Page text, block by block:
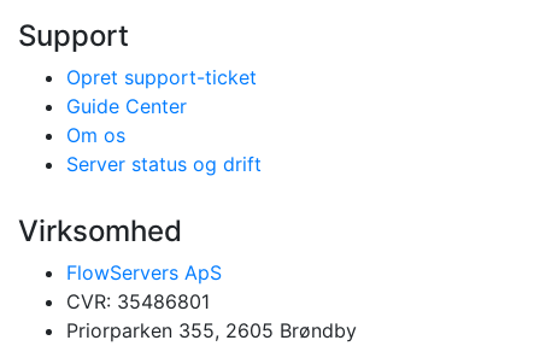
Support
Opret support-ticket
Guide Center
Om os
Server status og drift
Virksomhed
FlowServers ApS
CVR: 35486801
Priorparken 355, 2605 Brøndby